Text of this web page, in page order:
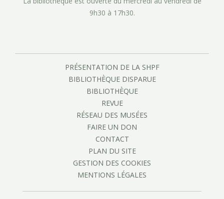
9h30 à 17h30.
PRÉSENTATION DE LA SHPF
BIBLIOTHÈQUE DISPARUE
BIBLIOTHÈQUE
REVUE
RÉSEAU DES MUSÉES
FAIRE UN DON
CONTACT
PLAN DU SITE
GESTION DES COOKIES
MENTIONS LÉGALES